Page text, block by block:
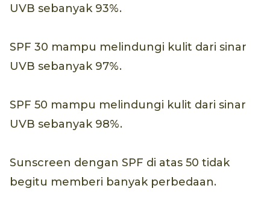
UVB sebanyak 93%.
SPF 30 mampu melindungi kulit dari sinar
UVB sebanyak 97%.
SPF 50 mampu melindungi kulit dari sinar
UVB sebanyak 98%.
Sunscreen dengan SPF di atas 50 tidak
begitu memberi banyak perbedaan.